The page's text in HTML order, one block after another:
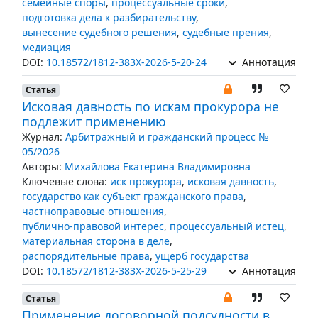
семейные споры, процессуальные сроки,
подготовка дела к разбирательству,
вынесение судебного решения, судебные прения,
медиация
DOI: 10.18572/1812-383X-2026-5-20-24 Аннотация
Статья
Исковая давность по искам прокурора не
подлежит применению
Журнал: Арбитражный и гражданский процесс №
05/2026
Авторы: Михайлова Екатерина Владимировна
Ключевые слова: иск прокурора, исковая давность,
государство как субъект гражданского права,
частноправовые отношения,
публично-правовой интерес, процессуальный истец,
материальная сторона в деле,
распорядительные права, ущерб государства
DOI: 10.18572/1812-383X-2026-5-25-29 Аннотация
Статья